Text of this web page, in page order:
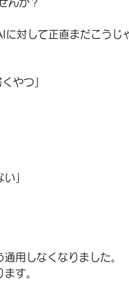
んか？
対して正直まだこうじ
やつ」
」
用しなくなりました。
す。